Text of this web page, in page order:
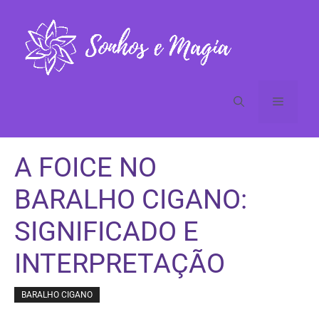
conteúdo
Menu
A FOICE NO
BARALHO CIGANO:
SIGNIFICADO E
INTERPRETAÇÃO
BARALHO CIGANO